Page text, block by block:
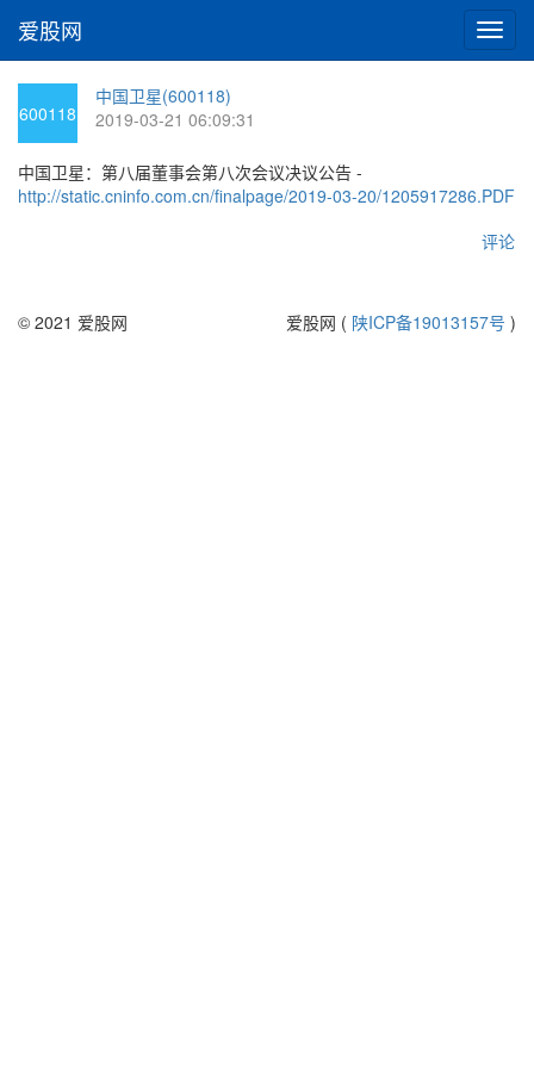
切
换
爱股网
600118
中国卫星(600118)
2019-03-21 06:09:31
中国卫星：第八届董事会第八次会议决议公告 -
http://static.cninfo.com.cn/finalpage/2019-03-20/1205917286.PDF
评论
© 2021 爱股网 爱股网 ( 陕ICP备19013157号 )